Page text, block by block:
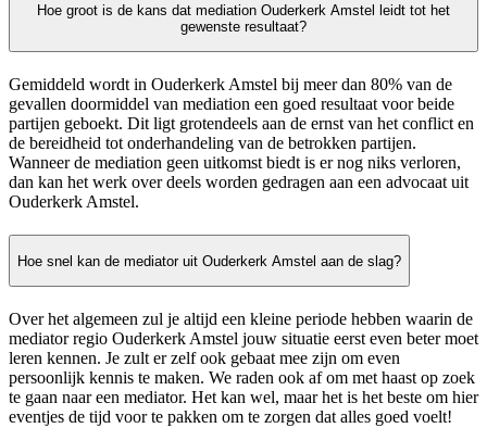
Hoe groot is de kans dat mediation Ouderkerk Amstel leidt tot het
gewenste resultaat?
Gemiddeld wordt in Ouderkerk Amstel bij meer dan 80% van de
gevallen doormiddel van mediation een goed resultaat voor beide
partijen geboekt. Dit ligt grotendeels aan de ernst van het conflict en
de bereidheid tot onderhandeling van de betrokken partijen.
Wanneer de mediation geen uitkomst biedt is er nog niks verloren,
dan kan het werk over deels worden gedragen aan een advocaat uit
Ouderkerk Amstel.
Hoe snel kan de mediator uit Ouderkerk Amstel aan de slag?
Over het algemeen zul je altijd een kleine periode hebben waarin de
mediator regio Ouderkerk Amstel jouw situatie eerst even beter moet
leren kennen. Je zult er zelf ook gebaat mee zijn om even
persoonlijk kennis te maken. We raden ook af om met haast op zoek
te gaan naar een mediator. Het kan wel, maar het is het beste om hier
eventjes de tijd voor te pakken om te zorgen dat alles goed voelt!